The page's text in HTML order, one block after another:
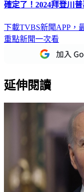
確定了！2024拜登川
下載TVBS新聞APP，
重點新聞一次看
延伸閱讀